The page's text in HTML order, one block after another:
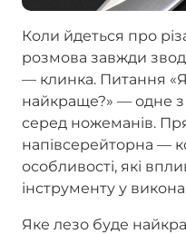
Коли йдеться про
розмова завжди
— клинка. Питання
найкраще?» — одне
серед ножеманів.
напівсерейторна —
особливості, які
інструменту у
Яке лезо буде